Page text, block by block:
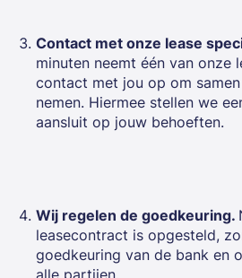
Contact met onze lease
minuten neemt één van onze
contact met jou op om
nemen. Hiermee stellen we
aansluit op jouw behoeften.
Wij regelen de goedkeuring.
leasecontract is opgesteld,
goedkeuring van de bank en